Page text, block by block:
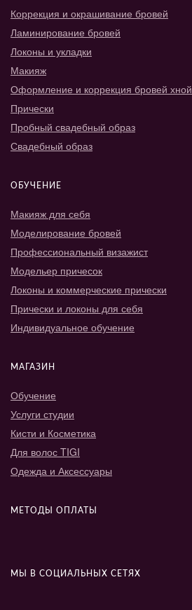
Коррекция и окрашивание бровей
Ламинирование бровей
Локоны и укладки
Макияж
Оформление и коррекция бровей хной
Прически
Пробный свадебный образ
Свадебный образ
ОБУЧЕНИЕ
Макияж для себя
Моделирование бровей
Профессиональный визажист
Модельер причесок
Локоны и коммерческие прически
Прически и локоны для себя
Индивидуальное обучение
МАГАЗИН
Обучение
Услуги студии
Кисти и Косметика
Для волос TIGI
Одежда и Аксессуары
МЕТОДЫ ОПЛАТЫ
МЫ В СОЦИАЛЬНЫХ СЕТЯХ